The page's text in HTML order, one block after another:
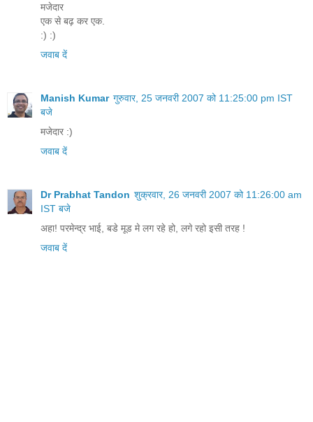
मजेदार
एक से बढ़ कर एक.
:) :)
जवाब दें
Manish Kumar गुरुवार, 25 जनवरी 2007 को 11:25:00 pm IST
बजे
मजेदार :)
जवाब दें
Dr Prabhat Tandon शुक्रवार, 26 जनवरी 2007 को 11:26:00 am
IST बजे
अहा! परमेन्द्र भाई, बडे मूड मे लग रहे हो, लगे रहो इसी तरह !
जवाब दें